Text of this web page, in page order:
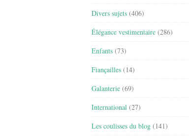
Divers sujets (406)
Élégance vestimentaire (286)
Enfants (73)
Fiançailles (14)
Galanterie (69)
International (27)
Les coulisses du blog (141)